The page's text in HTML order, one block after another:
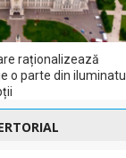
raționalizează
o parte din iluminatul